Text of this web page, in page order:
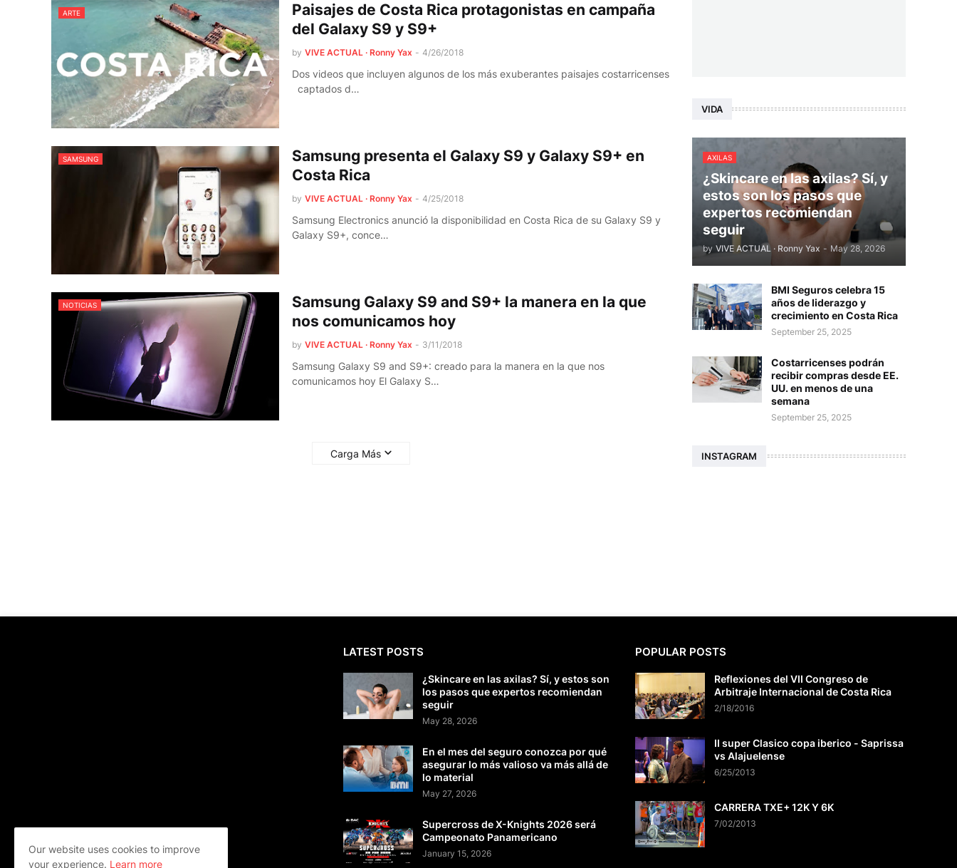
ARTE
Paisajes de Costa Rica protagonistas en campaña
del Galaxy S9 y S9+
by VIVE ACTUAL · Ronny Yax - 4/26/2018
Dos videos que incluyen algunos de los más exuberantes paisajes costarricenses
captados d…
SAMSUNG
Samsung presenta el Galaxy S9 y Galaxy S9+ en
Costa Rica
by VIVE ACTUAL · Ronny Yax - 4/25/2018
Samsung Electronics anunció la disponibilidad en Costa Rica de su Galaxy S9 y
Galaxy S9+, conce…
NOTICIAS
Samsung Galaxy S9 and S9+ la manera en la que
nos comunicamos hoy
by VIVE ACTUAL · Ronny Yax - 3/11/2018
Samsung Galaxy S9 and S9+: creado para la manera en la que nos
comunicamos hoy El Galaxy S…
Carga Más
VIDA
AXILAS
¿Skincare en las axilas? Sí, y
estos son los pasos que
expertos recomiendan
seguir
by VIVE ACTUAL · Ronny Yax - May 28, 2026
BMI Seguros celebra 15
años de liderazgo y
crecimiento en Costa Rica
September 25, 2025
Costarricenses podrán
recibir compras desde EE.
UU. en menos de una
semana
September 25, 2025
INSTAGRAM
LATEST POSTS
¿Skincare en las axilas? Sí, y estos son
los pasos que expertos recomiendan
seguir
May 28, 2026
En el mes del seguro conozca por qué
asegurar lo más valioso va más allá de
lo material
May 27, 2026
Supercross de X-Knights 2026 será
Campeonato Panamericano
January 15, 2026
POPULAR POSTS
Reflexiones del VII Congreso de
Arbitraje Internacional de Costa Rica
2/18/2016
II super Clasico copa iberico - Saprissa
vs Alajuelense
6/25/2013
CARRERA TXE+ 12K Y 6K
7/02/2013
Our website uses cookies to improve
your experience. Learn more